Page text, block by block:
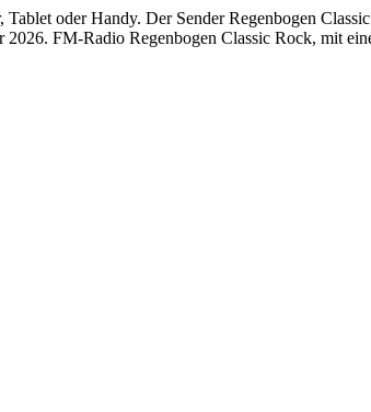
oder Handy. Der Sender Regenbogen
FM-Radio Regenbogen Classic Rock, mit